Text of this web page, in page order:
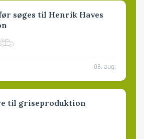
søges til Henrik Haves
03. aug.
til griseproduktion